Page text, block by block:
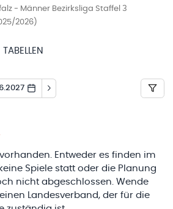
- Männer Bezirksliga Staffel 3
2026)
TABELLEN
Entweder es finden im
Spiele statt oder die Planung
nicht abgeschlossen. Wende
Landesverband, der für die